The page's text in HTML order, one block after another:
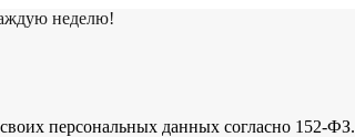
неделю!
персональных данных согласно 152-ФЗ.